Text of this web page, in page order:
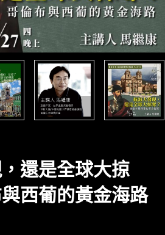
，還是全球大掠
西葡的黃金海路